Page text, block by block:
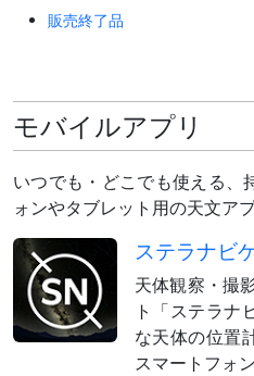
販売終了品
モバイルアプリ
いつでも・どこでも使える、
ォンやタブレット用の天文アプ
ステラナビ
天体観察・撮
ト「ステラナ
な天体の位置
スマートフォ